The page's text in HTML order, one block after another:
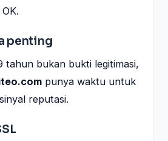
penting
tahun bukan bukti legitimasi,
punya waktu untuk
reputasi.